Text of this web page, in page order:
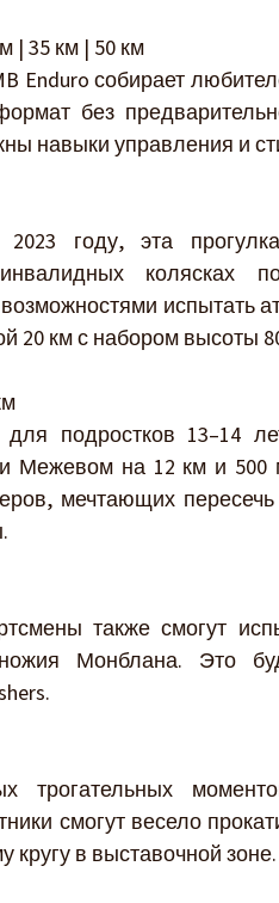
| 35 км | 50 км
Enduro собирает
без
навыки управления и
году, эта
колясках
испытать
20 км с набором высоты
подростков 13–14
Межевом на 12 км и 500
мечтающих
также смогут
Монблана. Это
трогательных
смогут весело
кругу в выставочной зоне.